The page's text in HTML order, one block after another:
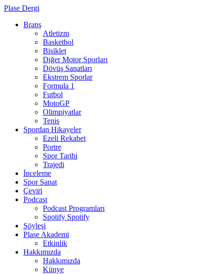
Plase Dergi
Branş
Atletizm
Basketbol
Bisiklet
Diğer Motor Sporları
Dövüş Sanatları
Ekstrem Sporlar
Formula 1
Futbol
MotoGP
Olimpiyatlar
Tenis
Spordan Hikayeler
Ezeli Rekabet
Portre
Spor Tarihi
Trajedi
İnceleme
Spor Sanat
Çeviri
Podcast
Podcast Programları
Spotify Spotify
Söyleşi
Plase Akademi
Etkinlik
Hakkımızda
Hakkımızda
Künye